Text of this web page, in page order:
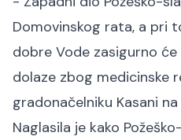
Domovinskog rata, a pri
dobre Vode zasigurno
dolaze zbog medicinske
gradonačelniku Kasani
Naglasila je kako